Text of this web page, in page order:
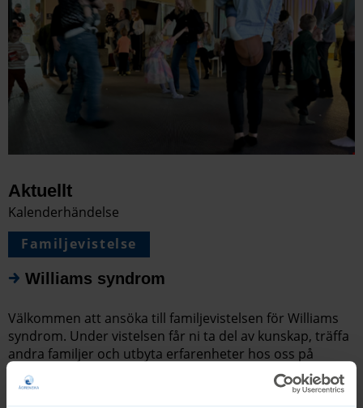
Aktuellt
Kalenderhändelse
Familjevistelse
Williams syndrom
Välkommen att ansöka till familjevistelsen för Williams
syndrom. Under vistelsen får ni ta del av kunskap, träffa
andra familjer och utbyta erfarenheter hos oss på
Ågrenska.